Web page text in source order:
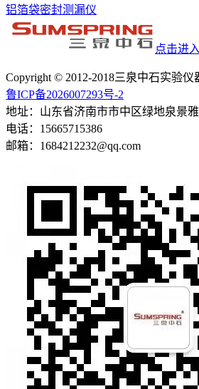
铝箔袋密封测漏仪
点击进
Copyright © 2012-2018三泉中石实验
鲁ICP备2026007293号-2
地址：山东省济南市市中区绿地泉景
电话：15665715386
邮箱：1684212232@qq.com